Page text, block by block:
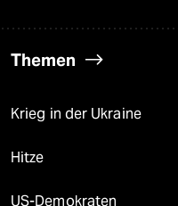
Themen
Krieg in der Ukraine
Hitze
US-Demokraten